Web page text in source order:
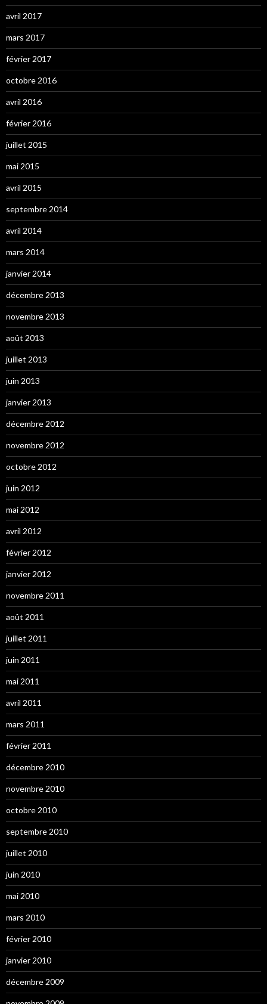
avril 2017
mars 2017
février 2017
octobre 2016
avril 2016
février 2016
juillet 2015
mai 2015
avril 2015
septembre 2014
avril 2014
mars 2014
janvier 2014
décembre 2013
novembre 2013
août 2013
juillet 2013
juin 2013
janvier 2013
décembre 2012
novembre 2012
octobre 2012
juin 2012
mai 2012
avril 2012
février 2012
janvier 2012
novembre 2011
août 2011
juillet 2011
juin 2011
mai 2011
avril 2011
mars 2011
février 2011
décembre 2010
novembre 2010
octobre 2010
septembre 2010
juillet 2010
juin 2010
mai 2010
mars 2010
février 2010
janvier 2010
décembre 2009